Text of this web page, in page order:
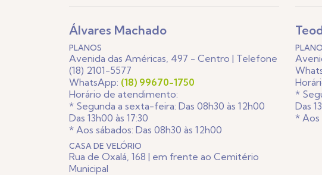
Álvares Machado
PLANOS
Avenida das Américas, 497 - Centro | Telefone
(18) 2101-5577
WhatsApp: (18) 99670-1750
Horário de atendimento:
* Segunda a sexta-feira: Das 08h30 às 12h00
Das 13h00 às 17:30
* Aos sábados: Das 08h30 às 12h00
CASA DE VELÓRIO
Rua de Oxalá, 168 | em frente ao Cemitério
Municipal
*
Das
* Aos